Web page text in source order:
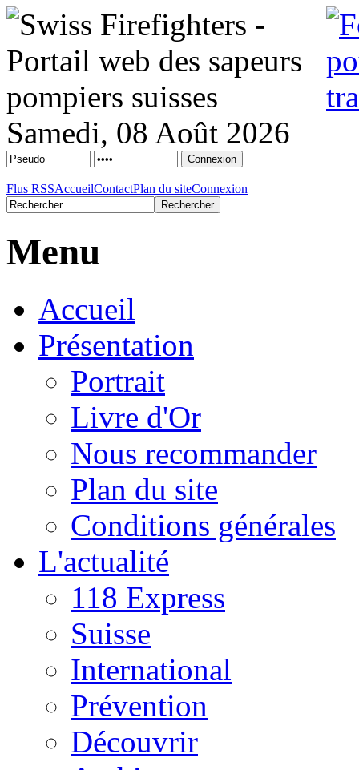
Samedi, 08 Août 2026
Flus RSSAccueilContactPlan du siteConnexion
Menu
Accueil
Présentation
Portrait
Livre d'Or
Nous recommander
Plan du site
Conditions générales
L'actualité
118 Express
Suisse
International
Prévention
Découvrir